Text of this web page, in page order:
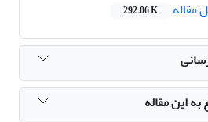
مقاله
292.06 K
به این مقاله